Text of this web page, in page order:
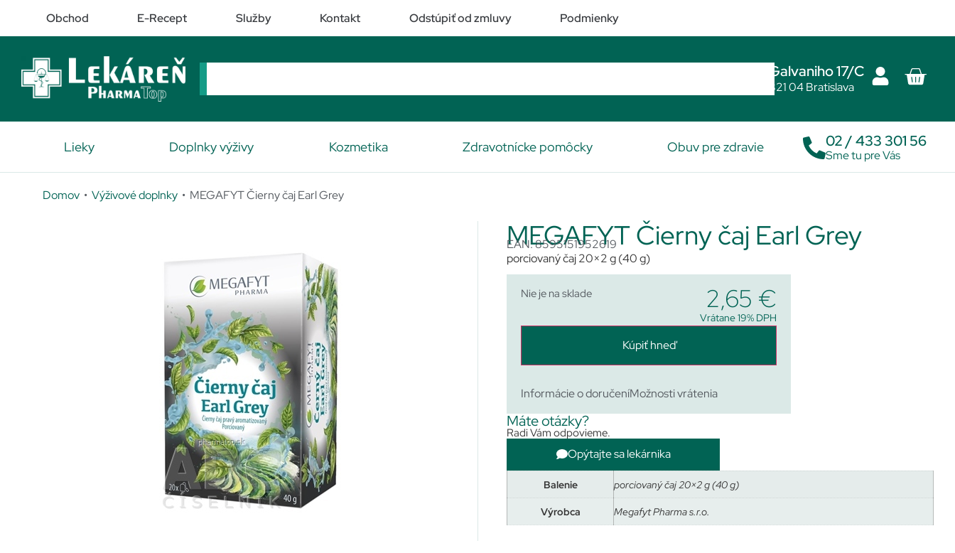
Obchod E-Recept Služby Kontakt Odstúpiť od zmluvy Podmienky
Galvaniho 17/C
821 04 Bratislava
Lieky Doplnky výživy Kozmetika Zdravotnícke pomôcky Obuv pre zdravie 02 / 433 301 56
Sme tu pre Vás
Domov • Výživové doplnky • MEGAFYT Čierny čaj Earl Grey
MEGAFYT Čierny čaj Earl Grey
EAN: 8595151952619
porciovaný čaj 20×2 g (40 g)
Nie je na sklade 2,65 €
Vrátane 19% DPH
Kúpiť hneď
Informácie o doručeníMožnosti vrátenia
Máte otázky?
Radi Vám odpovieme.
Opýtajte sa lekárnika
Balenie
porciovaný čaj 20×2 g (40 g)
Výrobca
Megafyt Pharma s.r.o.